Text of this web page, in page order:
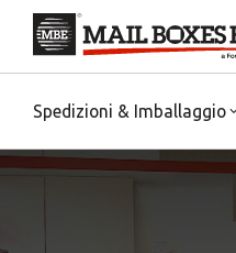
Spedizioni & Imballaggio